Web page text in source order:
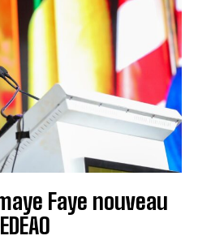
Faye nouveau